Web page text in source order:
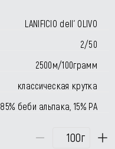
LANIFICIO dell’ OLIVO
2/50
2500м/100грамм
классическая крутка
85% беби альпака, 15% РА
г